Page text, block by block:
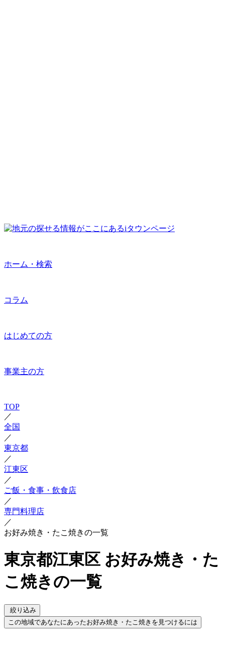
ホーム・検索
コラム
はじめての方
事業主の方
TOP
／
全国
／
東京都
／
江東区
／
ご飯・食事・飲食店
／
専門料理店
／
お好み焼き・たこ焼きの一覧
東京都江東区 お好み焼き・た
こ焼きの一覧
絞り込み
この地域であなたにあったお好み焼き・たこ焼きを見つけるには